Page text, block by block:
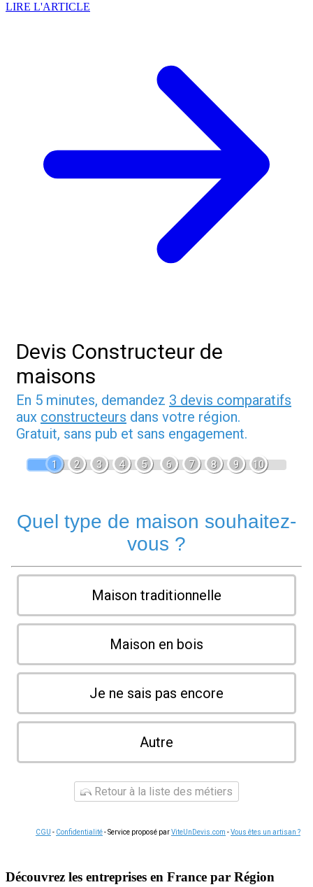
LIRE L'ARTICLE
Devis Constructeur de
maisons
En 5 minutes, demandez 3 devis comparatifs
aux constructeurs dans votre région.
Gratuit, sans pub et sans engagement.
1 2 3 4 5 6 7 8 9 10
Quel type de maison souhaitez-
vous ?
Maison traditionnelle
Maison en bois
Je ne sais pas encore
Autre
Retour à la liste des métiers
CGU - Confidentialité- Service proposé parViteUnDevis.com -Vous êtes un artisan ?
Découvrez les entreprises en France par Région